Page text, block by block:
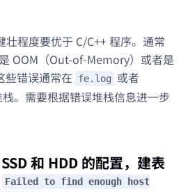
壮程度要优于 C/C++ 程序。通常
OOM（Out-of-Memory）或者是
些错误通常在
fe.log 或者
。需要根据错误堆栈信息进一步
和 HDD 的配置，建表
Failed to find enough host